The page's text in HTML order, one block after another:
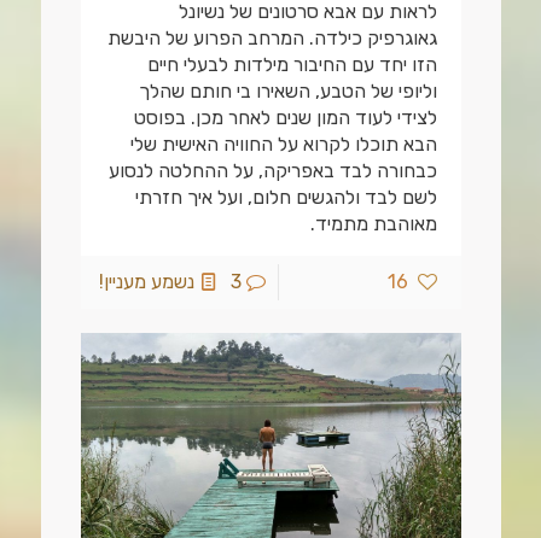
לראות עם אבא סרטונים של נשיונל
גאוגרפיק כילדה. המרחב הפרוע של היבשת
הזו יחד עם החיבור מילדות לבעלי חיים
וליופי של הטבע, השאירו בי חותם שהלך
לצידי לעוד המון שנים לאחר מכן. בפוסט
הבא תוכלו לקרוא על החוויה האישית שלי
כבחורה לבד באפריקה, על ההחלטה לנסוע
לשם לבד ולהגשים חלום, ועל איך חזרתי
מאוהבת מתמיד.
16
3 נשמע מעניין!